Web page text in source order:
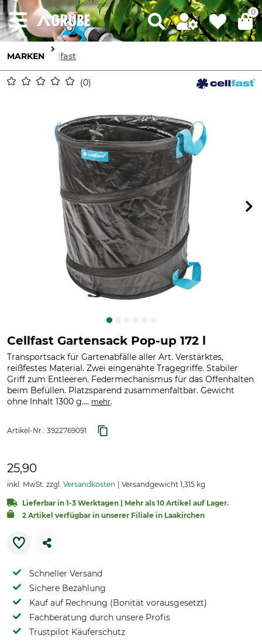
0
MARKEN Cellfast
0
Cellfast Gartensack Pop-up 172 l
Transportsack für Gartenabfälle aller Art. Verstärktes,
reißfestes Material. Zwei eingenähte Tragegriffe. Stabiler
Griff zum Entleeren. Federmechanismus für das Offenhalten
beim Befüllen. Platzsparend zusammenfaltbar. Gewicht
ohne Inhalt 1300 g.... mehr.
Artikel-Nr.: 3922769091
25,90
inkl. MwSt. zzgl. Versandkosten Versandgewicht 1,315 kg
Lieferbar in 1-3 Werktagen | Mehr als 10 Artikel auf Lager.
2 Artikel verfügbar in unserer Filiale in Laakirchen
Schneller Versand
Sichere Bezahlung
Kauf auf Rechnung (Bonität vorausgesetzt)
Fachberatung durch unsere Profis
Trustpilot Käuferschutz